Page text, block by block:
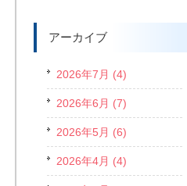
アーカイブ
2026年7月 (4)
2026年6月 (7)
2026年5月 (6)
2026年4月 (4)